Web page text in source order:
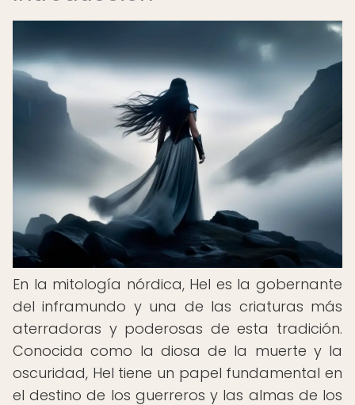
En la mitología nórdica, Hel es la gobernante
del inframundo y una de las criaturas más
aterradoras y poderosas de esta tradición.
Conocida como la diosa de la muerte y la
oscuridad, Hel tiene un papel fundamental en
el destino de los guerreros y las almas de los